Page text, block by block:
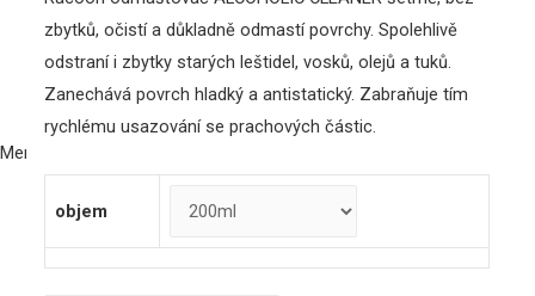
Účet
Registrace/Login
Nákupní košík
Menu
Exteriér
Autošampony a aktivní pěny
zbytků, očistí a důkladně odmastí povrchy. Spolehlivě
odstraní i zbytky starých leštidel, vosků, olejů a tuků.
Zanechává povrch hladký a antistatický. Zabraňuje tím
rychlému usazování se prachových částic.
objem